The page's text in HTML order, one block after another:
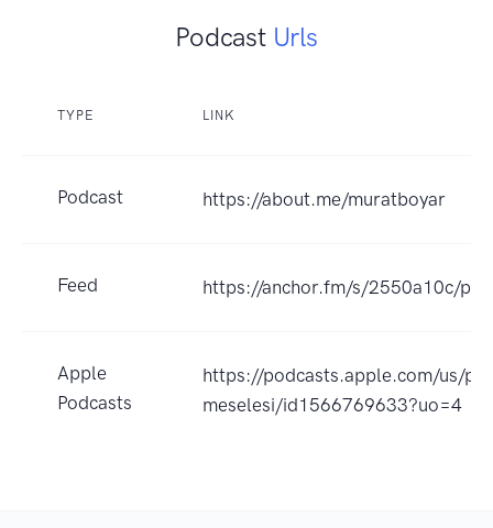
Podcast Urls
TYPE LINK
Podcast https://about.me/muratboyar
Feed https://anchor.fm/s/2550a10c/
Apple
Podcasts
https://podcasts.apple.com/us/
meselesi/id1566769633?uo=4